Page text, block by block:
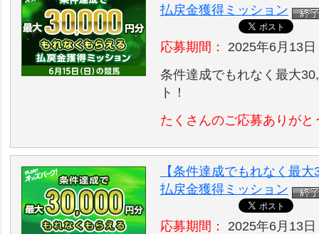
払戻金獲得ミッション
応募期間：
2025年6月13
条件達成でもれなく最大
ト！
たくさんのご応募ありがと
【条件達成でもれなく最
払戻金獲得ミッション
応募期間：
2025年6月13